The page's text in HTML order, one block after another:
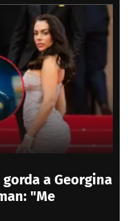
a Georgina
"Me